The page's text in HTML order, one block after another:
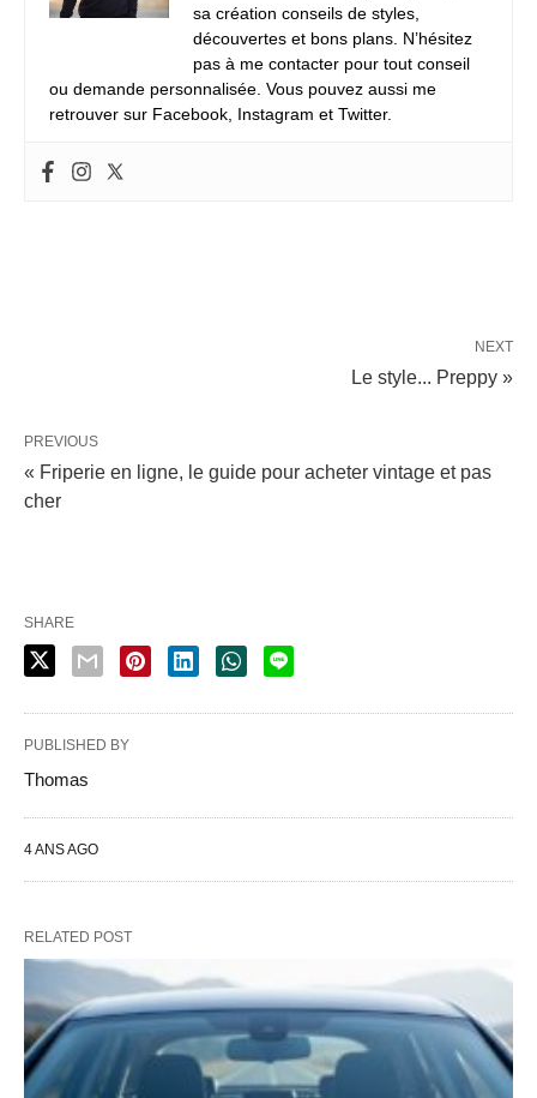
sa création conseils de styles,
découvertes et bons plans. N’hésitez
pas à me contacter pour tout conseil
ou demande personnalisée. Vous pouvez aussi me
retrouver sur Facebook, Instagram et Twitter.
NEXT
Le style... Preppy »
PREVIOUS
« Friperie en ligne, le guide pour acheter vintage et pas
cher
SHARE
PUBLISHED BY
Thomas
4 ANS AGO
RELATED POST